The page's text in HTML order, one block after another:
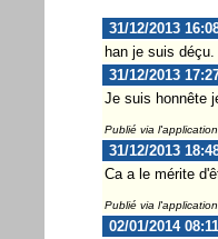
31/12/2013
han je suis
31/12/2013
Je suis honnête
Publié via
31/12/2013
Ca a le mérite
Publié via
02/01/2014